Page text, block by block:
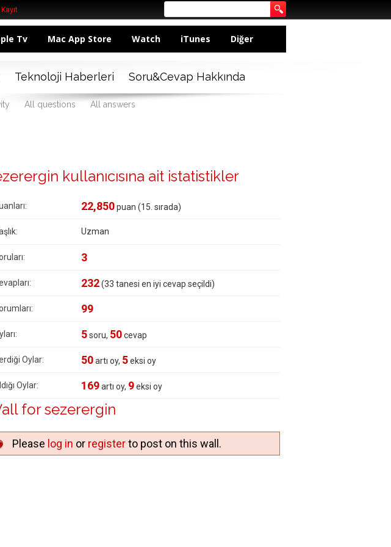
Kayıt
Tv Mac App Store Watch iTunes Diğer
Teknoloji Haberleri Soru&Cevap Hakkında
All questions All answers
kullanıcısına ait istatistikler
22,850puan (15 . sırada)
Uzman
3
232(33 tanesi en iyi cevap seçildi)
99
5soru, 50cevap
Oylar: 50artı oy, 5eksi oy
Oylar: 169artı oy, 9eksi oy
for sezerergin
Please log in or registerto post on this wall.